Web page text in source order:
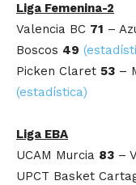
Liga Femenina-2
Valencia BC 71 –
Boscos 49
Picken Claret 53 –
(estadística)
Liga EBA
UCAM Murcia 83 –
UPCT Basket